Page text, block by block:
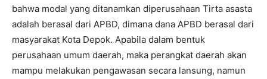
bahwa modal yang ditanamkan diperusahaan Tirta asasta
adalah berasal dari APBD, dimana dana APBD berasal dari
masyarakat Kota Depok. Apabila dalam bentuk
perusahaan umum daerah, maka perangkat daerah akan
mampu melakukan pengawasan secara lansung, namun